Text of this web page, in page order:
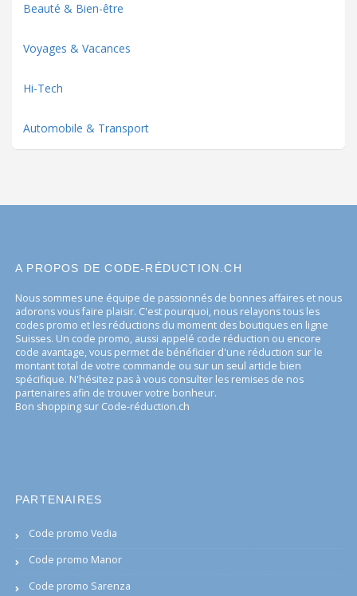
Beauté & Bien-être
Voyages & Vacances
Hi-Tech
Automobile & Transport
A PROPOS DE CODE-RÉDUCTION.CH
Nous sommes une équipe de passionnés de bonnes affaires et nous
adorons vous faire plaisir. C'est pourquoi, nous relayons tous les
codes promo et les réductions du moment des boutiques en ligne
Suisses. Un code promo, aussi appelé code réduction ou encore
code avantage, vous permet de bénéficier d'une réduction sur le
montant total de votre commande ou sur un seul article bien
spécifique. N'hésitez pas à vous consulter les remises de nos
partenaires afin de trouver votre bonheur.
Bon shopping sur Code-réduction.ch
PARTENAIRES
Code promo Vedia
Code promo Manor
Code promo Sarenza